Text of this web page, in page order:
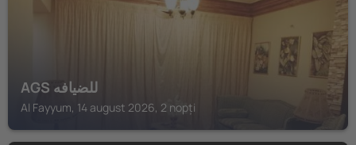
AGS للضيافه
Al Fayyum, 14 august 2026, 2 nopți